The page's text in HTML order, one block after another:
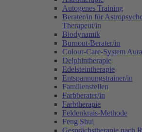
Autogenes Training
Berater/in für
Therapeut/in
Biodynamik
Burnout-Berater/in
Colour-Care-System
Delphintherapie
Edelsteintherapie
Entspannungstrainer/in
Familienstellen
Farbberater/in
Farbtherapie
Feldenkrais-Methode
Feng Shui
Gesprächstherapie nach